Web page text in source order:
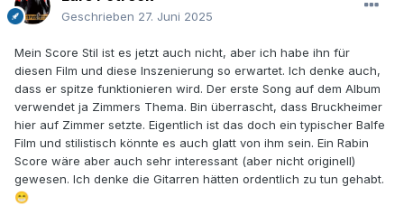
Geschrieben 27. Juni 2025
Mein Score Stil ist es jetzt auch nicht, aber ich habe ihn für
diesen Film und diese Inszenierung so erwartet. Ich denke auch,
dass er spitze funktionieren wird. Der erste Song auf dem Album
verwendet ja Zimmers Thema. Bin überrascht, dass Bruckheimer
hier auf Zimmer setzte. Eigentlich ist das doch ein typischer Balfe
Film und stilistisch könnte es auch glatt von ihm sein. Ein Rabin
Score wäre aber auch sehr interessant (aber nicht originell)
gewesen. Ich denke die Gitarren hätten ordentlich zu tun gehabt.
😁